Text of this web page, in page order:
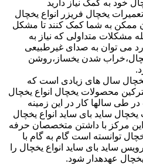
خود به کمک نیاز دارید
یخچال فریزر انواع یخچال
ممکن به شما کمک کنند تا مشکل
مشکلات متداولی که نیاز به
می توان به صدای غیرطبیعی
شدن یخساز،روشن
سال های زیادی است که
محصولات یخچال انواع یخچال
طی سالها کار در این زمینه
ساید بای ساید انواع یخچال
مرکز با داشتن متخصصان حرفه
توانسته است گام به گام با
ساید بای ساید انواع یخچال را
عهدهدار شود.